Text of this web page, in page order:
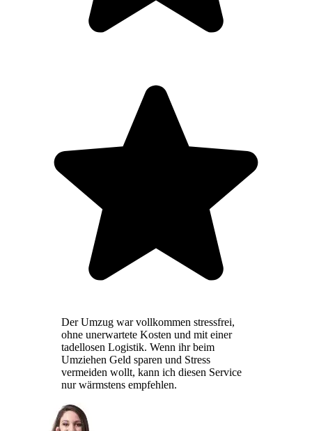
Der Umzug war vollkommen stressfrei,
ohne unerwartete Kosten und mit einer
tadellosen Logistik. Wenn ihr beim
Umziehen Geld sparen und Stress
vermeiden wollt, kann ich diesen Service
nur wärmstens empfehlen.